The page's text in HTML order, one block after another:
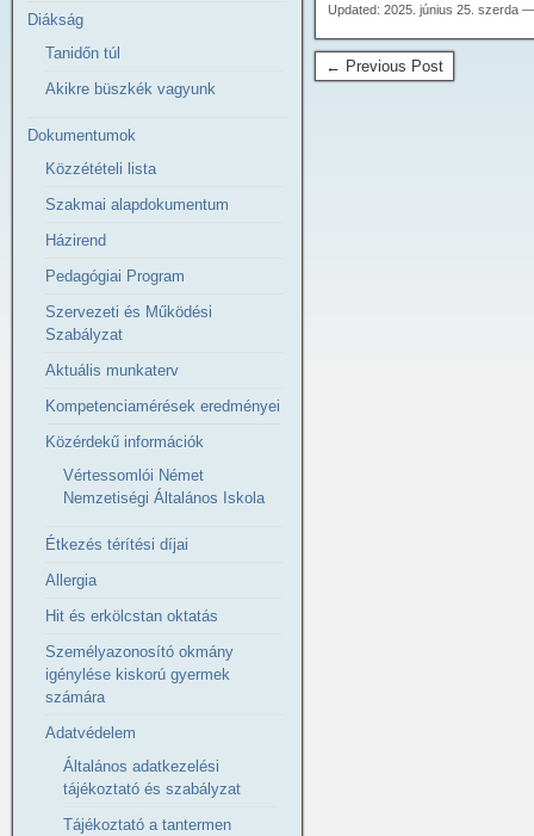
Updated: 2025. június 25. szerda
← Previous Post
Diákság
Tanidőn túl
Akikre büszkék vagyunk
Dokumentumok
Közzétételi lista
Szakmai alapdokumentum
Házirend
Pedagógiai Program
Szervezeti és Működési
Szabályzat
Aktuális munkaterv
Kompetenciamérések eredményei
Közérdekű információk
Vértessomlói Német
Nemzetiségi Általános Iskola
Étkezés térítési díjai
Allergia
Hit és erkölcstan oktatás
Személyazonosító okmány
igénylése kiskorú gyermek
számára
Adatvédelem
Általános adatkezelési
tájékoztató és szabályzat
Tájékoztató a tantermen